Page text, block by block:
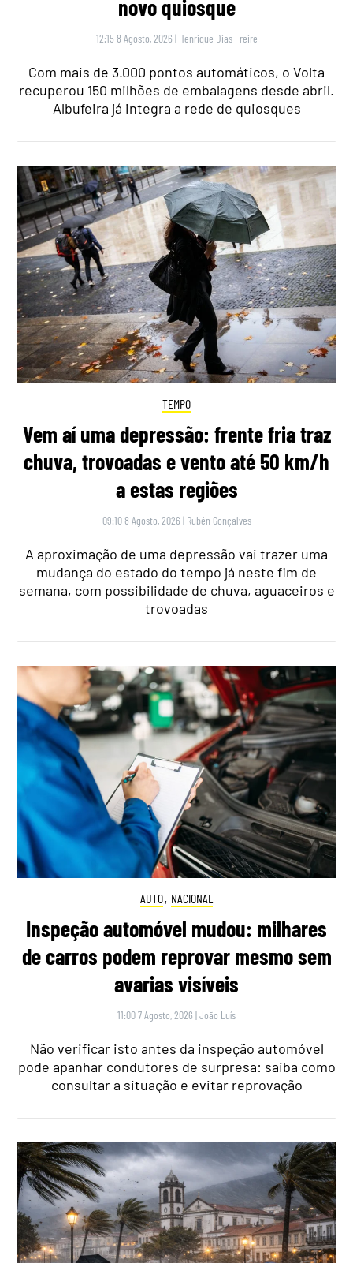
novo quiosque
12:15 8 Agosto, 2026 | Henrique Dias Freire
Com mais de 3.000 pontos automáticos, o Volta
recuperou 150 milhões de embalagens desde abril.
Albufeira já integra a rede de quiosques
TEMPO
Vem aí uma depressão: frente fria traz
chuva, trovoadas e vento até 50 km/h
a estas regiões
09:10 8 Agosto, 2026 | Rubén Gonçalves
A aproximação de uma depressão vai trazer uma
mudança do estado do tempo já neste fim de
semana, com possibilidade de chuva, aguaceiros e
trovoadas
AUTO, NACIONAL
Inspeção automóvel mudou: milhares
de carros podem reprovar mesmo sem
avarias visíveis
11:00 7 Agosto, 2026 |João Luís
Não verificar isto antes da inspeção automóvel
pode apanhar condutores de surpresa: saiba como
consultar a situação e evitar reprovação